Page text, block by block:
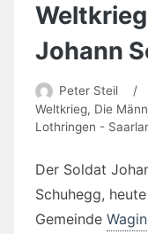
Johann
Peter Steil /
Weltkrieg, Die
Lothringen -
Der Soldat
Schuhegg,
Gemeinde